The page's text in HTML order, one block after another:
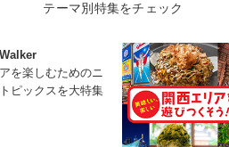
テーマ別特集をチェック
を楽しむためのニ
ピックスを大特集